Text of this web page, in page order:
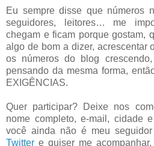
Eu sempre disse que números
seguidores, leitores… me
chegam e ficam porque gostam,
algo de bom a dizer, acrescentar
os números do blog
pensando da mesma forma,
EXIGÊNCIAS.
Quer participar? Deixe nos
nome completo, e-mail, cidade
você ainda não é meu
Twitter e quiser me